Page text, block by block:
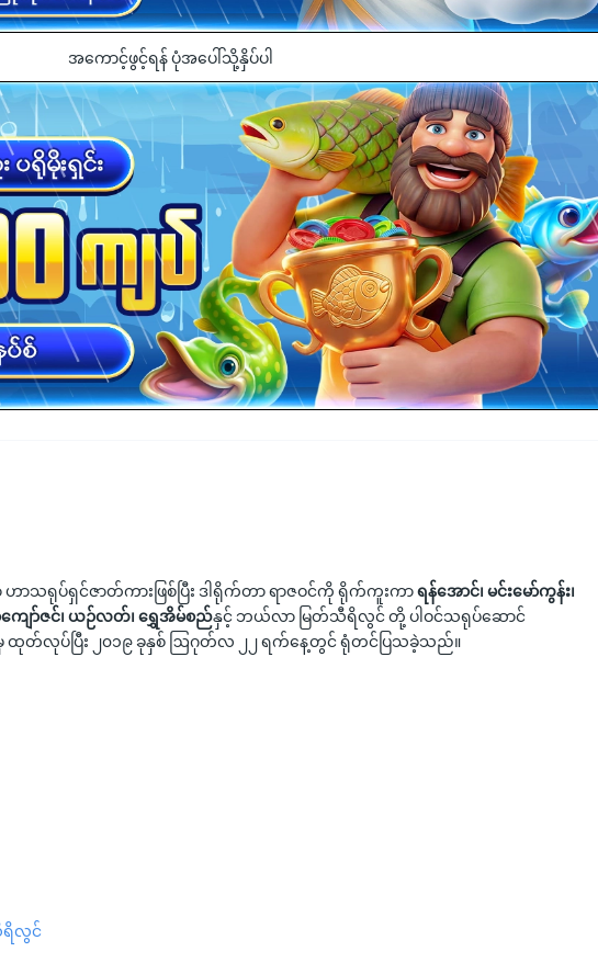
အကောင့်ဖွင့်ရန် ပုံအပေါ်သို့နှိပ်ပါ
ဟာသရုပ်ရှင်ဇာတ်ကားဖြစ်ပြီး ဒါရိုက်တာ ရာဇဝင်ကို ရိုက်ကူးကာရန်အောင်၊ မင်းမော်ကွန်း၊
ာကျော်ဇင်၊ ယဉ်လတ်၊ ရွှေအိမ်စည်နှင့် ဘယ်လာ မြတ်သီရိလွင် တို့ ပါဝင်သရုပ်ဆောင်
တ်လုပ်ပြီး ၂၀၁၉ ခုနှစ် ဩဂုတ်လ ၂၂ ရက်နေ့တွင် ရုံတင်ပြသခဲ့သည်။
လွင်